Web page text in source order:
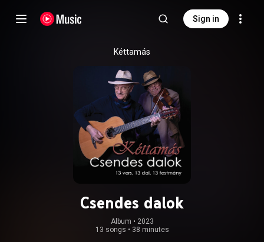
Sign in
Kéttamás
Csendes dalok
Album • 2023
13 songs • 38 minutes